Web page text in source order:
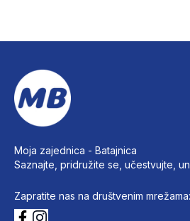
Moja zajednica - Batajnica
Saznajte, pridružite se, učestvujte,
Zapratite nas na društvenim mrežama: